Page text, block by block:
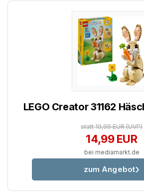
LEGO Creator 31162
statt 19,99 EUR(UVP)
14,99 EUR
bei mediamarkt.de
zum Angebot